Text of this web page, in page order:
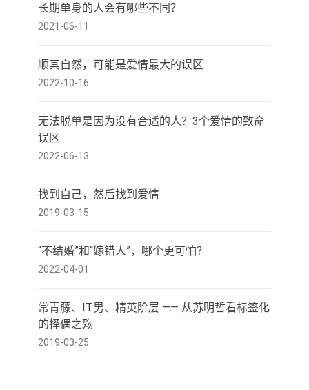
长期单身的人会有哪些不同？
2021-06-11
顺其自然，可能是爱情最大的误区
2022-10-16
无法脱单是因为没有合适的人？3个爱情的致命
误区
2022-06-13
找到自己，然后找到爱情
2019-03-15
“不结婚”和“嫁错人”，哪个更可怕？
2022-04-01
常青藤、IT男、精英阶层 —— 从苏明哲看标签化
的择偶之殇
2019-03-25